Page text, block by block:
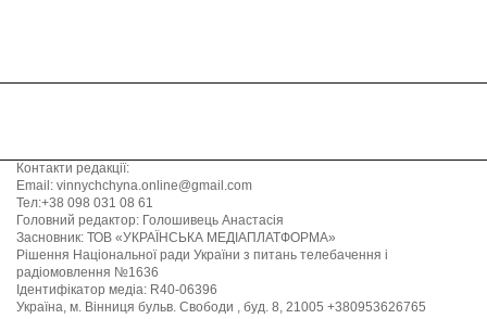
Контакти редакції:
Email: vinnychchyna.online@gmail.com
Тел:+38 098 031 08 61
Головний редактор: Голошивець Анастасія
Засновник: ТОВ «УКРАЇНСЬКА МЕДІАПЛАТФОРМА»
Рішення Національної ради України з питань телебачення і
радіомовлення №1636
Ідентифікатор медіа: R40-06396
Україна, м. Вінниця бульв. Свободи , буд. 8, 21005 +380953626765